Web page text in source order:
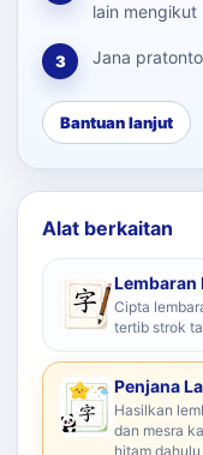
lain mengikut
3 Jana
Bantuan lanjut
Alat berkaitan
Lembaran
Cipta
tertib strok
Penjana
Hasilkan
dan mesra
hitam